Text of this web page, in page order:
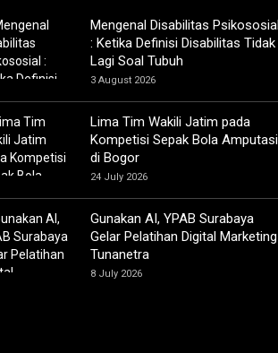
Mengenal Disabilitas
: Ketika Definisi Disabilitas Tidak
Lagi Soal Tubuh
3 August 2026
Lima Tim Wakili Jatim pada
Kompetisi Sepak Bola Amputasi
di Bogor
24 July 2026
Gunakan AI, YPAB Surabaya
Gelar Pelatihan Digital Marketing
Tunanetra
8 July 2026